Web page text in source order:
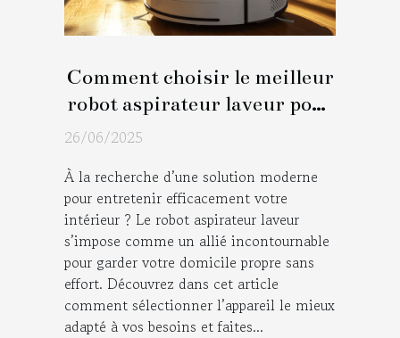
Comment choisir le meilleur
robot aspirateur laveur pour
votre domicile ?
26/06/2025
À la recherche d’une solution moderne
pour entretenir efficacement votre
intérieur ? Le robot aspirateur laveur
s’impose comme un allié incontournable
pour garder votre domicile propre sans
effort. Découvrez dans cet article
comment sélectionner l’appareil le mieux
adapté à vos besoins et faites...